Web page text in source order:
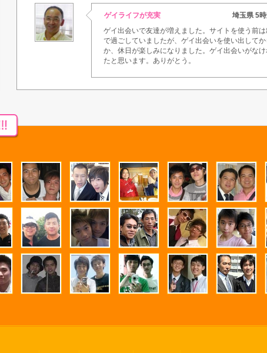
ゲイライフが充実 埼玉県 5
ゲイ出会いで友達が増えました。サイトを使う前
で過ごしていましたが、ゲイ出会いを使い出して
か、休日が楽しみになりました。ゲイ出会いがな
たと思います。ありがとう。